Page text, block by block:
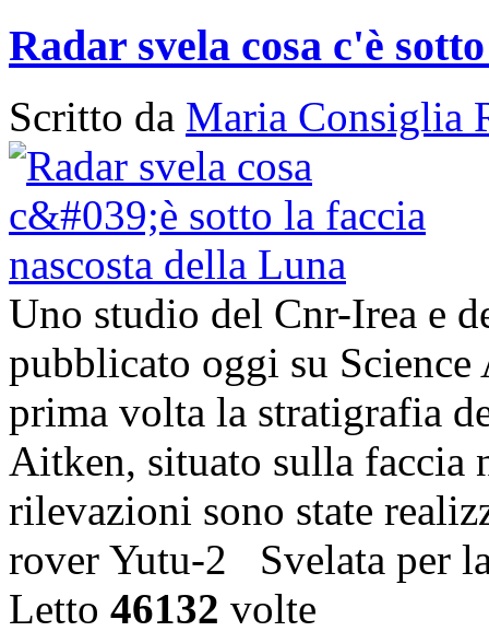
Radar svela cosa c'è
Scritto da Maria Consiglia
Uno studio del Cnr-Irea e
pubblicato oggi su
prima volta la stratigrafia
Aitken, situato sulla faccia
rilevazioni sono state
rover Yutu-2 Svelata per
Letto 46132 volte